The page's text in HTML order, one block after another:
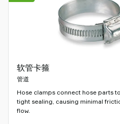
软管卡箍
管道
Hose clamps connect hose parts
tight sealing, causing minimal
flow.